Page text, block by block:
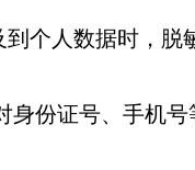
到个人数据时，脱
份证号、手机号